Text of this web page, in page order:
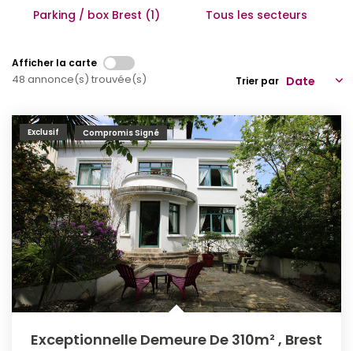
Notre Équipe
Nous Rejoindre
Nos Actualités
ESPACE CLIENT
Gestion Locative
Mon Compte
CONTACT
Parking / box Brest (1) Tous les secteurs
Afficher la carte
48 annonce(s) trouvée(s) Trier par
Exclusif Compromis Signé
Exceptionnelle Demeure De 310m² , Brest